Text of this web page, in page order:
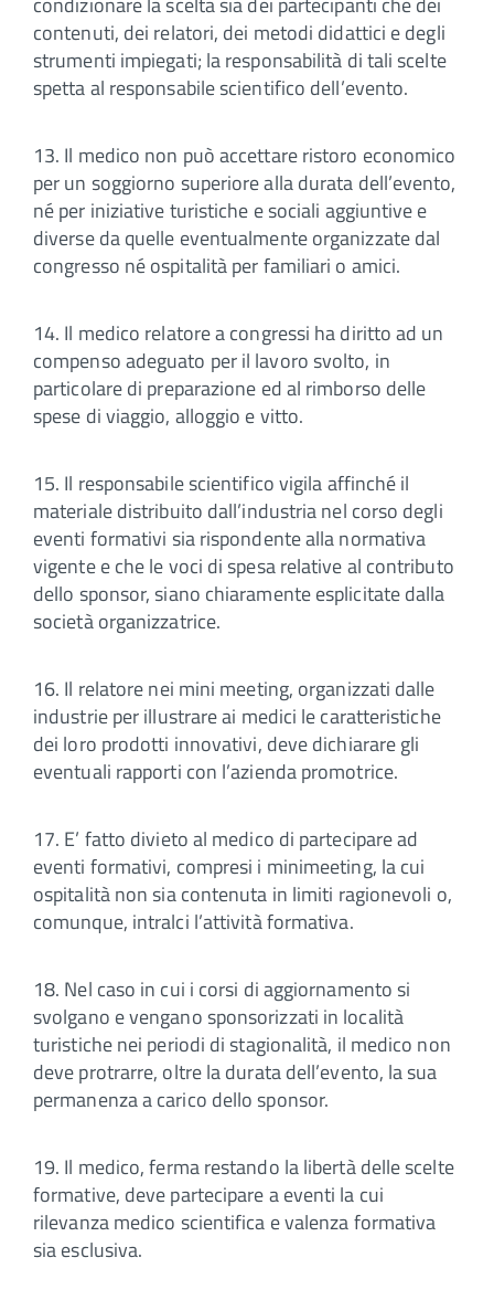
contenuti, dei relatori, dei metodi didattici e degli
strumenti impiegati; la responsabilità di tali scelte
spetta al responsabile scientifico dell’evento.
13. Il medico non può accettare ristoro economico
per un soggiorno superiore alla durata dell’evento,
né per iniziative turistiche e sociali aggiuntive e
diverse da quelle eventualmente organizzate dal
congresso né ospitalità per familiari o amici.
14. Il medico relatore a congressi ha diritto ad un
compenso adeguato per il lavoro svolto, in
particolare di preparazione ed al rimborso delle
spese di viaggio, alloggio e vitto.
15. Il responsabile scientifico vigila affinché il
materiale distribuito dall’industria nel corso degli
eventi formativi sia rispondente alla normativa
vigente e che le voci di spesa relative al contributo
dello sponsor, siano chiaramente esplicitate dalla
società organizzatrice.
16. Il relatore nei mini meeting, organizzati dalle
industrie per illustrare ai medici le caratteristiche
dei loro prodotti innovativi, deve dichiarare gli
eventuali rapporti con l’azienda promotrice.
17. E’ fatto divieto al medico di partecipare ad
eventi formativi, compresi i minimeeting, la cui
ospitalità non sia contenuta in limiti ragionevoli o,
comunque, intralci l’attività formativa.
18. Nel caso in cui i corsi di aggiornamento si
svolgano e vengano sponsorizzati in località
turistiche nei periodi di stagionalità, il medico non
deve protrarre, oltre la durata dell’evento, la sua
permanenza a carico dello sponsor.
19. Il medico, ferma restando la libertà delle scelte
formative, deve partecipare a eventi la cui
rilevanza medico scientifica e valenza formativa
sia esclusiva.